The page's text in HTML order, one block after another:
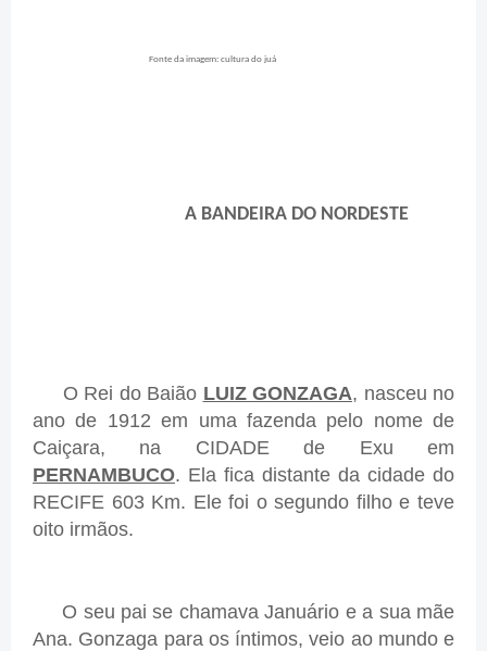
Fonte da imagem: cultura do juá
A BANDEIRA DO NORDESTE
O Rei do Baião LUIZ GONZAGA, nasceu no
ano de 1912 em uma fazenda pelo nome de
Caiçara, na CIDADE de Exu em
PERNAMBUCO. Ela fica distante da cidade do
RECIFE 603 Km. Ele foi o segundo filho e teve
oito irmãos.
O seu pai se chamava Januário e a sua mãe
Ana. Gonzaga para os íntimos, veio ao mundo e